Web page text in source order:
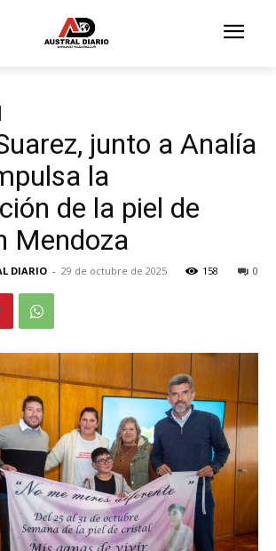
junto a Analía
la
de la piel de
Mendoza
DIARIO - 29 de octubre de 2025 0
158